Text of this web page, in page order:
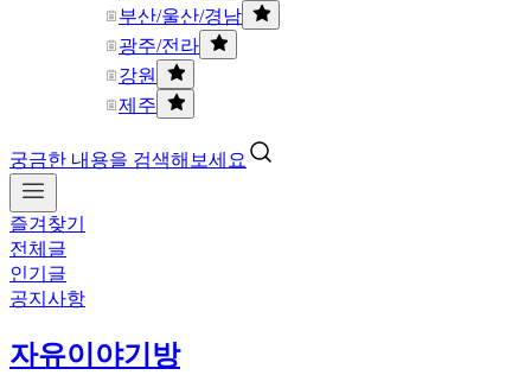
부산/울산/경남
광주/전라
강원
제주
궁금한 내용을 검색해보세요
즐겨찾기
전체글
인기글
공지사항
자유이야기방